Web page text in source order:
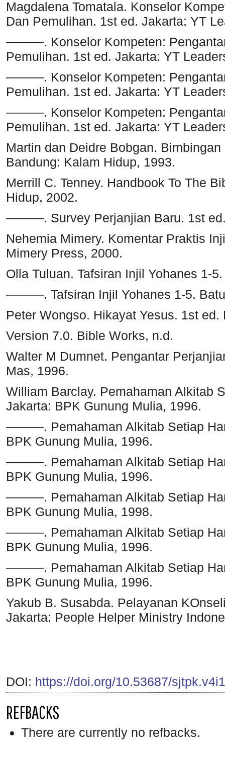
Magdalena Tomatala. Konselor
Dan Pemulihan. 1st ed. Jakarta: YT
———. Konselor Kompeten:
Pemulihan. 1st ed. Jakarta: YT
———. Konselor Kompeten:
Pemulihan. 1st ed. Jakarta: YT
———. Konselor Kompeten:
Pemulihan. 1st ed. Jakarta: YT
Martin dan Deidre Bobgan.
Bandung: Kalam Hidup, 1993.
Merrill C. Tenney. Handbook To The
Hidup, 2002.
———. Survey Perjanjian Baru. 1st ed.
Nehemia Mimery. Komentar Praktis
Mimery Press, 2000.
Olla Tuluan. Tafsiran Injil Yohanes 1-
———. Tafsiran Injil Yohanes 1-5.
Peter Wongso. Hikayat Yesus. 1st ed.
Version 7.0. Bible Works, n.d.
Walter M Dumnet. Pengantar
Mas, 1996.
William Barclay. Pemahaman Alkitab
Jakarta: BPK Gunung Mulia, 1996.
———. Pemahaman Alkitab Setiap
BPK Gunung Mulia, 1996.
———. Pemahaman Alkitab Setiap
BPK Gunung Mulia, 1996.
———. Pemahaman Alkitab Setiap
BPK Gunung Mulia, 1998.
———. Pemahaman Alkitab Setiap
BPK Gunung Mulia, 1996.
———. Pemahaman Alkitab Setiap
BPK Gunung Mulia, 1996.
Yakub B. Susabda. Pelayanan
Jakarta: People Helper Ministry
DOI: https://doi.org/10.53687/
REFBACKS
There are currently no refbacks.